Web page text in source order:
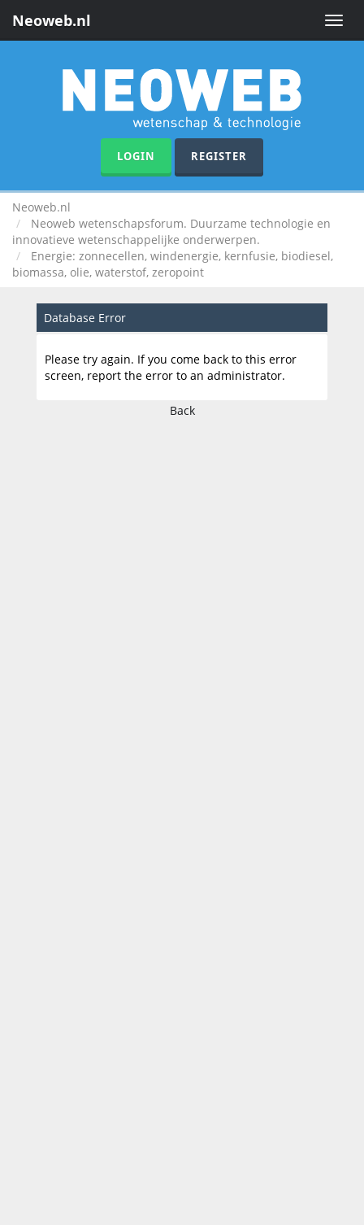
Toggle
Neoweb.nl
LOGIN REGISTER
Neoweb.nl
Neoweb wetenschapsforum. Duurzame technologie en
innovatieve wetenschappelijke onderwerpen.
Energie: zonnecellen, windenergie, kernfusie, biodiesel,
biomassa, olie, waterstof, zeropoint
Database Error
Please try again. If you come back to this error
screen, report the error to an administrator.
Back